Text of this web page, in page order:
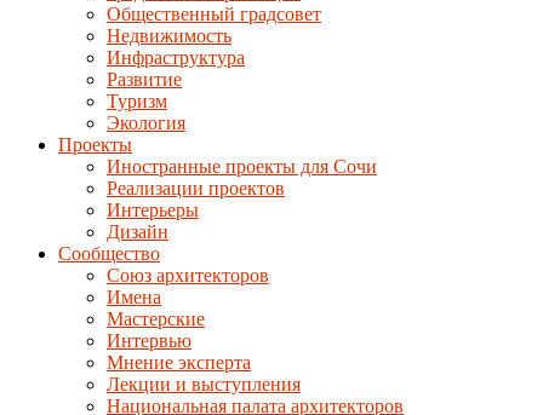
Общественный градсовет
Недвижимость
Инфраструктура
Развитие
Туризм
Экология
Проекты
Иностранные проекты для Сочи
Реализации проектов
Интерьеры
Дизайн
Сообщество
Союз архитекторов
Имена
Мастерские
Интервью
Мнение эксперта
Лекции и выступления
Национальная палата архитекторов